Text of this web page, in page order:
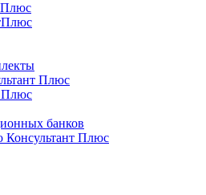
Плюс
Плюс
Плюс
банков
Консультант Плюс